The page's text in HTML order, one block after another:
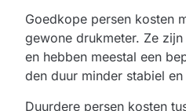
Goedkope persen kosten
gewone drukmeter. Ze
en hebben meestal een
den duur minder stabiel
Duurdere persen kosten